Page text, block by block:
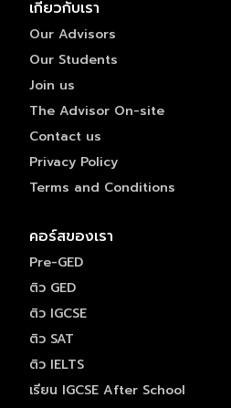
เกี่ยวกับเรา
Our Advisors
Our Students
Join us
The Advisor On-site
Contact us
Privacy Policy
Terms and Conditions
คอร์สของเรา
Pre-GED
ติว GED
ติว IGCSE
ติว SAT
ติว IELTS
เรียน IGCSE After School